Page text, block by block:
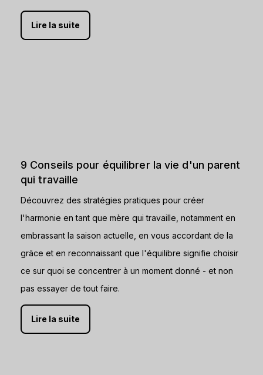
Lire la suite
9 Conseils pour équilibrer la vie d'un parent
qui travaille
Découvrez des stratégies pratiques pour créer
l'harmonie en tant que mère qui travaille, notamment en
embrassant la saison actuelle, en vous accordant de la
grâce et en reconnaissant que l'équilibre signifie choisir
ce sur quoi se concentrer à un moment donné - et non
pas essayer de tout faire.
Lire la suite